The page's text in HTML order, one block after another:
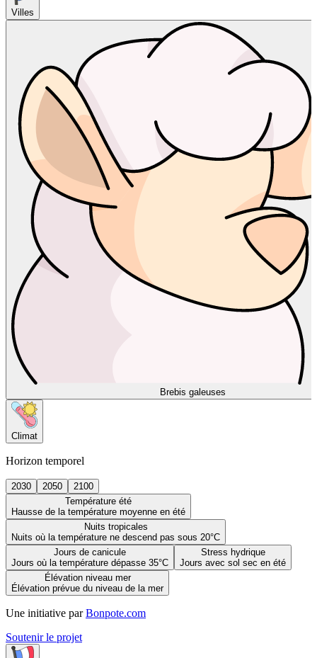
Villes
Brebis galeuses
Climat
Horizon temporel
2030 2050
2100
Température été
Hausse de la température moyenne en été
Nuits tropicales
Nuits où la température ne descend pas sous 20°C
Jours de canicule
Jours où la température dépasse 35°C
Stress hydrique
Jours avec sol sec en été
Élévation niveau mer
Élévation prévue du niveau de la mer
Une initiative par Bonpote.com
Soutenir le projet